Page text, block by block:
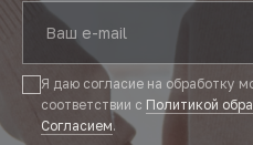
Я даю согласие на обработку
соответствии с Политикой
Согласием.